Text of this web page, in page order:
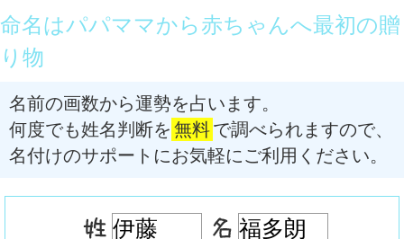
命名はパパママから赤ちゃんへ最初の贈
り物
名前の画数から運勢を占います。
何度でも姓名判断を 無料で調べられますので、
名付けのサポートにお気軽にご利用ください。